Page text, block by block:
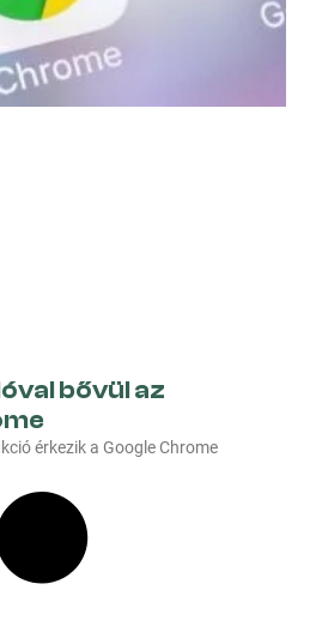
bővül az
érkezik a Google Chrome